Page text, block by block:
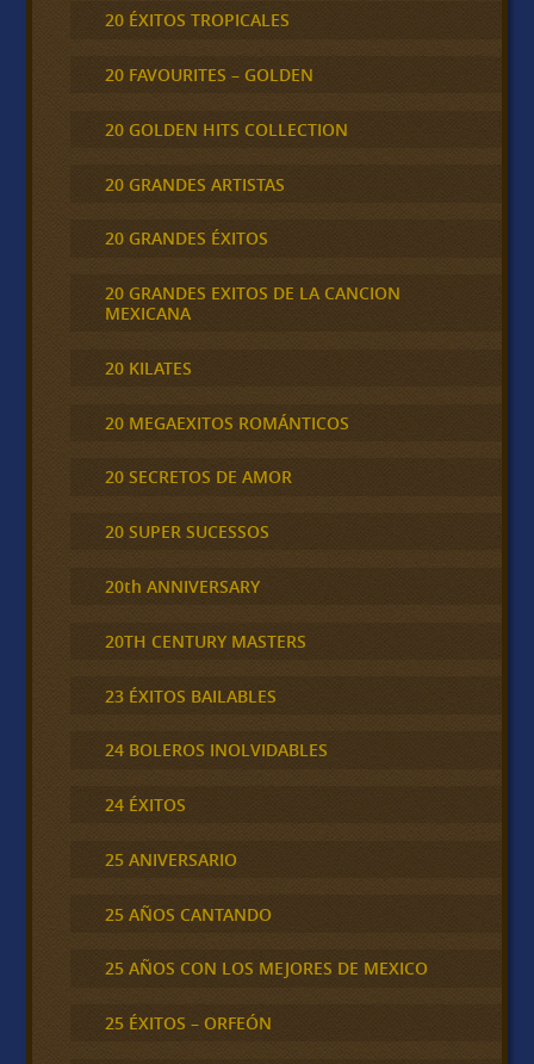
20 ÉXITOS TROPICALES
20 FAVOURITES – GOLDEN
20 GOLDEN HITS COLLECTION
20 GRANDES ARTISTAS
20 GRANDES ÉXITOS
20 GRANDES EXITOS DE LA CANCION
MEXICANA
20 KILATES
20 MEGAEXITOS ROMÁNTICOS
20 SECRETOS DE AMOR
20 SUPER SUCESSOS
20th ANNIVERSARY
20TH CENTURY MASTERS
23 ÉXITOS BAILABLES
24 BOLEROS INOLVIDABLES
24 ÉXITOS
25 ANIVERSARIO
25 AÑOS CANTANDO
25 AÑOS CON LOS MEJORES DE MEXICO
25 ÉXITOS – ORFEÓN